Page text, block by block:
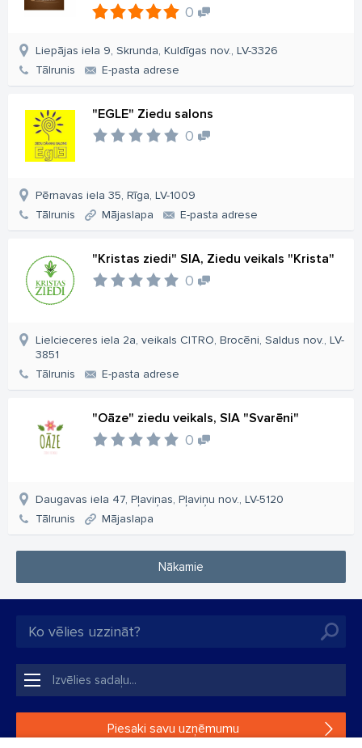
0
Liepājas iela 9, Skrunda, Kuldīgas nov., LV-3326
Tālrunis
E-pasta adrese
"EGLE" Ziedu salons
0
Pērnavas iela 35, Rīga, LV-1009
Tālrunis
Mājaslapa E-pasta adrese
"Kristas ziedi" SIA, Ziedu veikals "Krista"
0
Lielcieceres iela 2a, veikals CITRO, Brocēni, Saldus nov., LV-
3851
Tālrunis
E-pasta adrese
"Oāze" ziedu veikals, SIA "Svarēni"
0
Daugavas iela 47, Pļaviņas, Pļaviņu nov., LV-5120
Tālrunis
Mājaslapa
Nākamie
Piesaki savu uzņēmumu